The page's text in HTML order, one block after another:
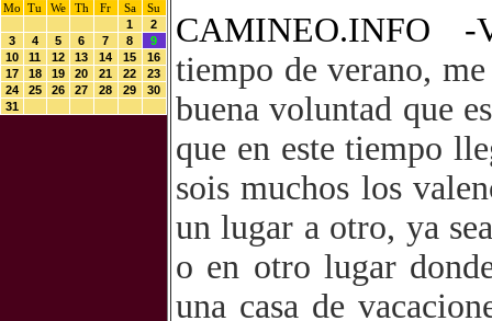
Mo
Tu We Th Fr Sa
Su
1
2
3
4 5 6 7 8
9
10
11 12 13 14 15
16
17
18 19 20 21 22
23
24
25 26 27 28 29
30
31
CAMINEO.INFO -
tiempo de verano,
buena voluntad que
que en este tiempo
sois muchos los
un lugar a otro, ya
o en otro lugar
una casa de